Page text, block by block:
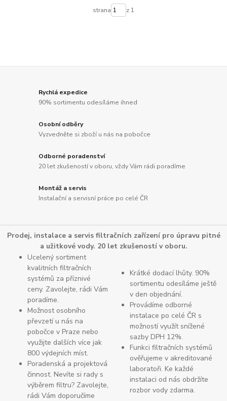
strana z 1
Rychlá expedice
90% sortimentu odesíláme ihned
Osobní odběry
Vyzvedněte si zboží u nás na pobočce
Odborné poradenství
20 let zkušeností v oboru, vždy Vám rádi poradíme
Montáž a servis
Instalační a servisní práce po celé ČR
Prodej, instalace a servis filtračních zařízení pro úpravu pitné
a užitkové vody. 20 let zkušeností v oboru.
Ucelený sortiment
kvalitních filtračních
systémů za příznivé
ceny. Zavolejte, rádi Vám
poradíme.
Možnost osobního
převzetí u nás na
pobočce v Praze nebo
využijte dalších více jak
800 výdejních míst.
Poradenská a projektová
činnost. Nevíte si rady s
výběrem filtru? Zavolejte,
rádi Vám doporučíme
Krátké dodací lhůty. 90%
sortimentu odesíláme ještě
v den objednání.
Provádíme odborné
instalace po celé ČR s
možností využít snížené
sazby DPH 12%.
Funkci filtračních systémů
ověřujeme v akreditované
laboratoři. Ke každé
instalaci od nás obdržíte
rozbor vody zdarma.